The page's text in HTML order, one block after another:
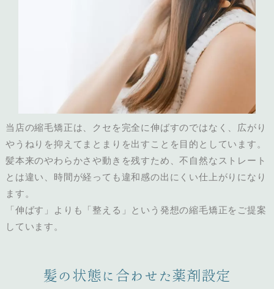
当店の縮毛矯正は、クセを完全に伸ばすのではなく、広がり
やうねりを抑えてまとまりを出すことを目的としています。
髪本来のやわらかさや動きを残すため、不自然なストレート
とは違い、時間が経っても違和感の出にくい仕上がりになり
ます。
「伸ばす」よりも「整える」という発想の縮毛矯正をご提案
しています。
髪の状態に合わせた薬剤設定